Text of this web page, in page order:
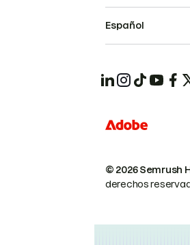
© 2026 Semrush
derechos
Español